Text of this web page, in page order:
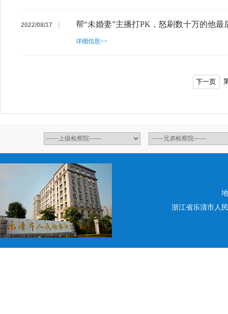
2022/08/17 帮“未婚妻”主播打PK，怒刷数十万的他
详细信息>>
下一页
浙江省乐清市人